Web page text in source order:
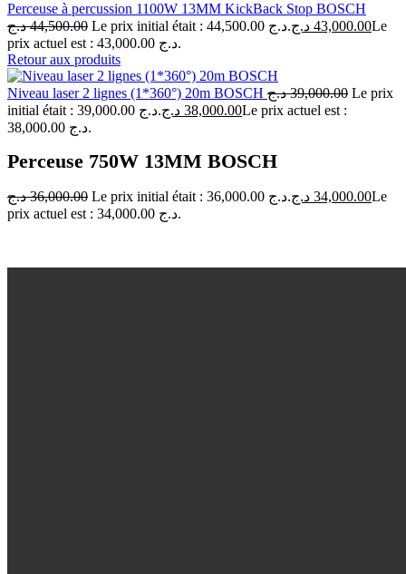
Perceuse à percussion 1100W 13MM KickBack Stop BOSCH
44,500.00 د.ج Le prix initial était : 44,500.00 د.ج. 43,000.00 د.ج
Le
prix actuel est : 43,000.00 د.ج.
Retour aux produits
Niveau laser 2 lignes (1*360°) 20m BOSCH 39,000.00 د.ج
Le prix
initial était : 39,000.00 د.ج.
38,000.00 د.ج
Le prix actuel est :
38,000.00 د.ج.
Perceuse 750W 13MM BOSCH
36,000.00 د.ج Le prix initial était : 36,000.00 د.ج. 34,000.00 د.ج
Le
prix actuel est : 34,000.00 د.ج.